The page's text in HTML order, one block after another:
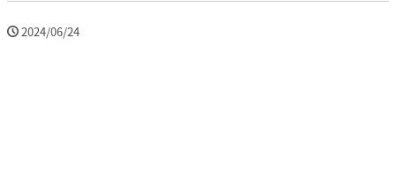
2024/06/24